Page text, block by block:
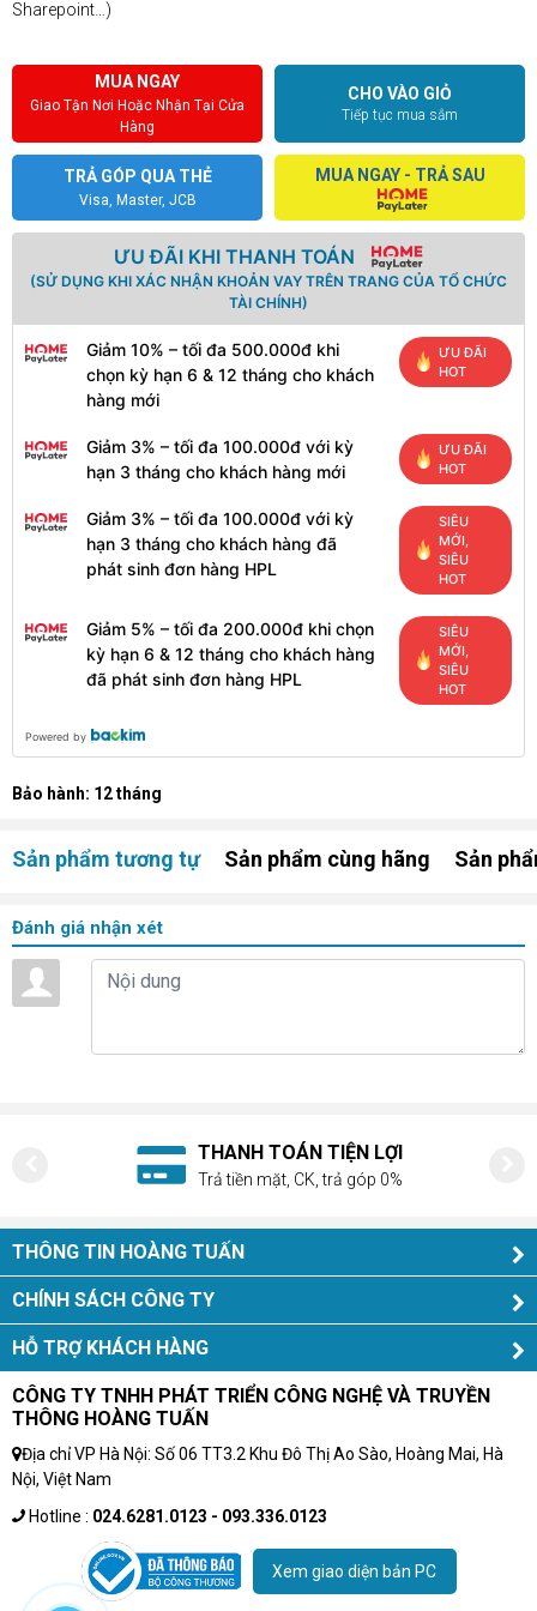
Sharepoint…)
CHO VÀO GIỎ
Tiếp tục mua sắm
MUA NGAY
Giao Tận Nơi Hoặc Nhận Tại Cửa
Hàng
TRẢ GÓP QUA THẺ
Visa, Master, JCB
MUA NGAY - TRẢ SAU
ƯU ĐÃI KHI THANH TOÁN
(SỬ DỤNG KHI XÁC NHẬN KHOẢN VAY TRÊN TRANG CỦA TỔ CHỨC
TÀI CHÍNH)
Giảm 10% – tối đa 500.000đ khi
chọn kỳ hạn 6 & 12 tháng cho khách
hàng mới
ƯU ĐÃI
HOT
Giảm 3% – tối đa 100.000đ với kỳ
hạn 3 tháng cho khách hàng mới
ƯU ĐÃI
HOT
Giảm 3% – tối đa 100.000đ với kỳ
hạn 3 tháng cho khách hàng đã
phát sinh đơn hàng HPL
SIÊU
MỚI,
SIÊU
HOT
Giảm 5% – tối đa 200.000đ khi chọn
kỳ hạn 6 & 12 tháng cho khách hàng
đã phát sinh đơn hàng HPL
SIÊU
MỚI,
SIÊU
HOT
Powered by
Bảo hành: 12 tháng
Sản phẩm tương tự Sản phẩm cùng hãng Sản
Đánh giá nhận xét
THÔNG TIN HOÀNG TUẤN
CHÍNH SÁCH CÔNG TY
HỖ TRỢ KHÁCH HÀNG
CÔNG TY TNHH PHÁT TRIỂN CÔNG NGHỆ VÀ TRUYỀN
THÔNG HOÀNG TUẤN
Địa chỉ VP Hà Nội: Số 06 TT3.2 Khu Đô Thị Ao Sào, Hoàng Mai, Hà
Nội, Việt Nam
Hotline : 024.6281.0123 - 093.336.0123
Xem giao diện bản PC